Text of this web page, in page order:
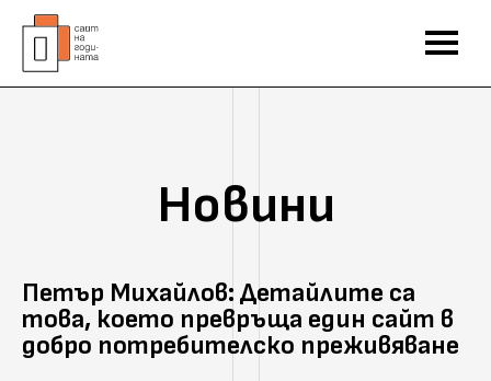
Новини
Петър Михайлов: Детайлите са
това, което превръща един сайт в
добро потребителско преживяване